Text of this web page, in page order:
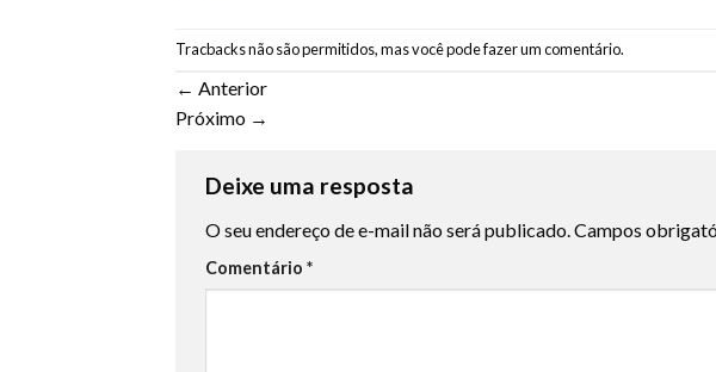
Tracbacks não são permitidos, mas você podefazer um comentário.
← Anterior
Próximo →
Deixe uma resposta
O seu endereço de e-mail não será publicado.Campos
Comentário *